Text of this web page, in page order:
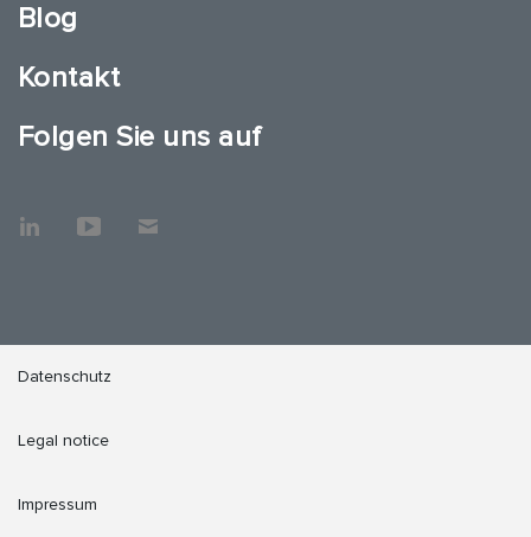
Blog
Kontakt
Folgen Sie uns auf
Datenschutz
Legal notice
Impressum